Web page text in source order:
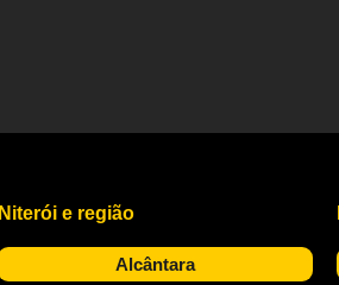
Niterói e região
Alcântara